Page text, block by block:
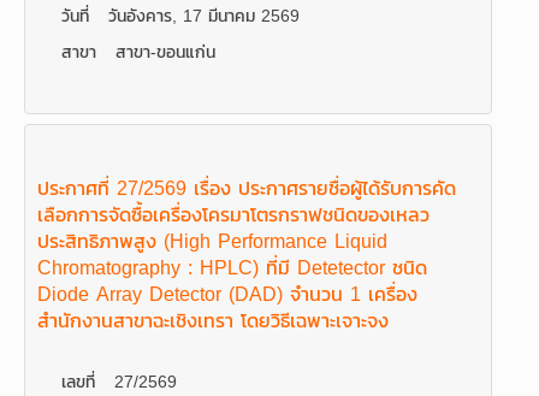
วันที่
วันอังคาร, 17 มีนาคม 2569
สาขา
สาขา-ขอนแก่น
ประกาศที่ 27/2569 เรื่อง ประกาศรายชื่อผู้ได้รับการคัด
เลือกการจัดซื้อเครื่องโครมาโตรกราฟชนิดของเหลว
ประสิทธิภาพสูง (High Performance Liquid
Chromatography : HPLC) ที่มี Detetector ชนิด
Diode Array Detector (DAD) จำนวน 1 เครื่อง
สำนักงานสาขาฉะเชิงเทรา โดยวิธีเฉพาะเจาะจง
เลขที่
27/2569